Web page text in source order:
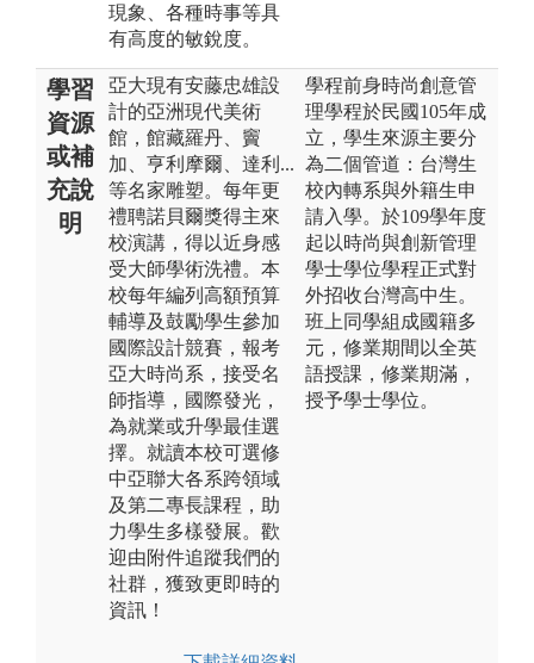
現象、各種時事等具
有高度的敏銳度。
學習
資源
或補
充說
明
亞大現有安藤忠雄設
計的亞洲現代美術
館，館藏羅丹、竇
加、亨利摩爾、達利...
等名家雕塑。每年更
禮聘諾貝爾獎得主來
校演講，得以近身感
受大師學術洗禮。本
校每年編列高額預算
輔導及鼓勵學生參加
國際設計競賽，報考
亞大時尚系，接受名
師指導，國際發光，
為就業或升學最佳選
擇。就讀本校可選修
中亞聯大各系跨領域
及第二專長課程，助
力學生多樣發展。歡
迎由附件追蹤我們的
社群，獲致更即時的
資訊！
學程前身時尚創意管
理學程於民國105年成
立，學生來源主要分
為二個管道：台灣生
校內轉系與外籍生申
請入學。於109學年度
起以時尚與創新管理
學士學位學程正式對
外招收台灣高中生。
班上同學組成國籍多
元，修業期間以全英
語授課，修業期滿，
授予學士學位。